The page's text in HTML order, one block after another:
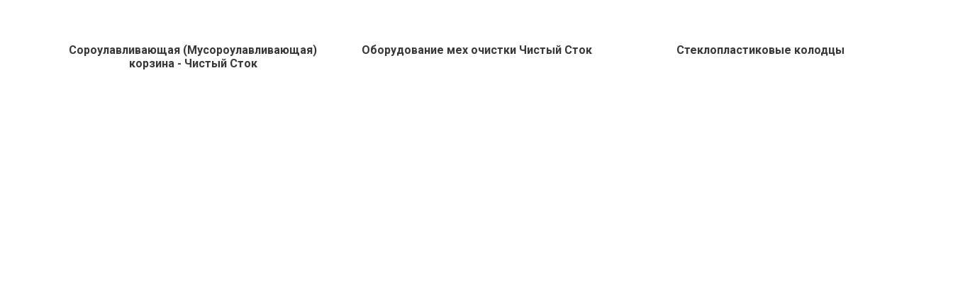
Сороулавливающая (Мусороулавливающая)
корзина - Чистый Сток
Оборудование мех очистки Чистый Сток Стеклопластиковые колодцы